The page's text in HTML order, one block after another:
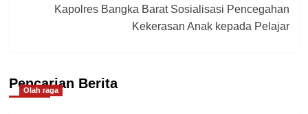
Kapolres Bangka Barat Sosialisasi Pencegahan
Kekerasan Anak kepada Pelajar
Pencarian Berita
Olah raga